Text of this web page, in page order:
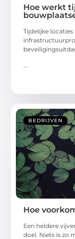
Hoe werkt
Tijdelijke
BEDRIJVEN
Hoe
Een heldere
doel. Niets is zo